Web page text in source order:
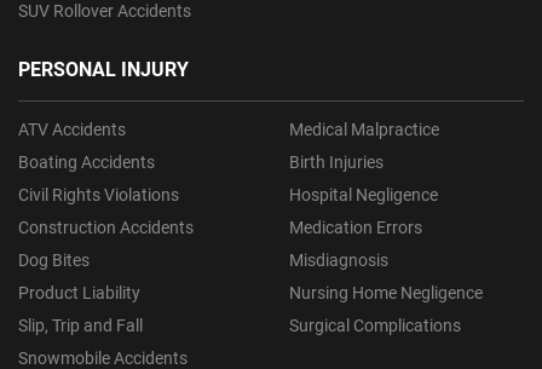
SUV Rollover Accidents
PERSONAL INJURY
ATV Accidents
Boating Accidents
Civil Rights Violations
Construction Accidents
Dog Bites
Product Liability
Slip, Trip and Fall
Snowmobile Accidents
Medical Malpractice
Birth Injuries
Hospital Negligence
Medication Errors
Misdiagnosis
Nursing Home Negligence
Surgical Complications